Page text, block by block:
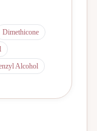
Dimethicone
Alcohol